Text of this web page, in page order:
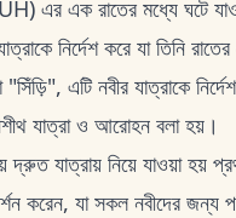
এর এক রাতের মধ্যে ঘটে
নির্দেশ করে যা তিনি রাতের
এটি নবীর যাত্রাকে
যাত্রা ও আরোহন বলা হয়।
যাত্রায় নিয়ে যাওয়া হয়
করেন, যা সকল নবীদের জন্য